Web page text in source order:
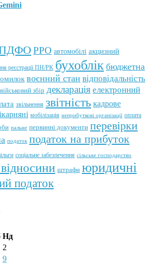
РРО автомобілі акцизний
реєстрації ПН/РК бухоблік бюджетна
воєнний стан відповідальність
військовий збір декларація електронний
звільнення звітність кадрове
мобілізація неприбуткові організації оплата
пальне первинні документи перевірки
податок податок на прибуток
соціальне забезпечення сільське господарство
відносини штрафи юридичні
податок
Нд
2
9